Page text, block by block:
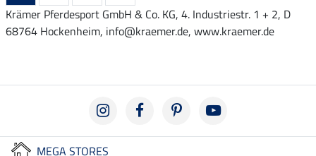
Krämer Pferdesport GmbH & Co. KG, 4. Industriestr. 1 + 2, D
68764 Hockenheim, info@kraemer.de, www.kraemer.de
MEGA STORES